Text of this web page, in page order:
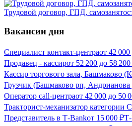
Трудовой договор, ГПД,
Вакансии дня
Специалист контакт-центраот 42 000
Продавец - кассирот 52 200 до 58 200
Кассир торгового зала, Башмаково
Грузчик (Башмаково рп, Андрианова
Оператор call-центраот 42 000 до 50
Тракторист-механизатор категории
Представитель в Т-Bankот 15 000 ₽